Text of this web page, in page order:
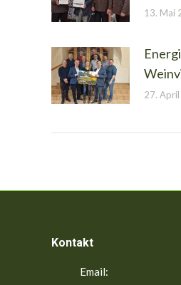
13. Mai
27.
Kontakt
Email: